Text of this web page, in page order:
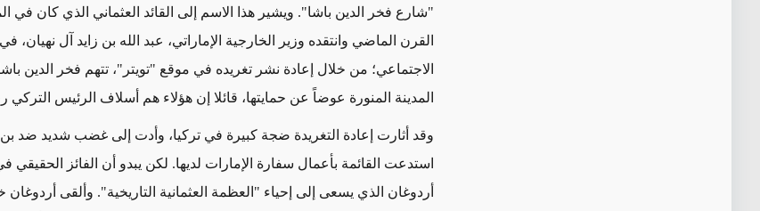
"شارع فخر الدين باشا". ويشير هذا الاسم إلى القائد العثماني الذي كان في
القرن الماضي وانتقده وزير الخارجية الإماراتي، عبد الله بن زايد آل نهيان،
الاجتماعي؛ من خلال إعادة نشر تغريده في موقع "تويتر"، تتهم فخر الدين
المدينة المنورة عوضاً عن حمايتها، قائلا إن هؤلاء هم أسلاف الرئيس
وقد أثارت إعادة التغريدة ضجة كبيرة في تركيا، وأدت إلى غضب شديد ضد بن
استدعت القائمة بأعمال سفارة الإمارات لديها. لكن يبدو أن الفائز الحقيقي
أردوغان الذي يسعى إلى إحياء "العظمة العثمانية التاريخية". وألقى أردوغان